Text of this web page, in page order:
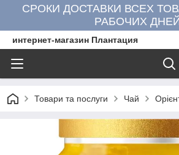
СРОКИ ДОСТАВКИ ВСЕХ
РАБОЧИХ
интернет-магазин Плантация
Товари та послуги Чай